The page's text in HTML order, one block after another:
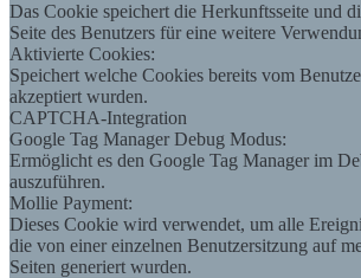
Das Cookie speichert die Herkunftsseite und
Seite des Benutzers für eine weitere
Aktivierte Cookies:
Speichert welche Cookies bereits vom
akzeptiert wurden.
CAPTCHA-Integration
Google Tag Manager Debug Modus:
Ermöglicht es den Google Tag Manager im
auszuführen.
Mollie Payment:
Dieses Cookie wird verwendet, um alle
die von einer einzelnen Benutzersitzung auf
Seiten generiert wurden.